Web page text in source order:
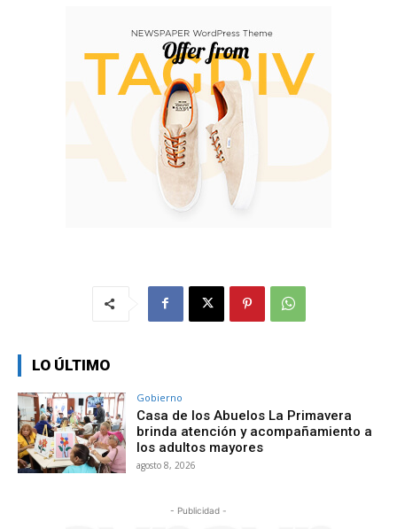
LO ÚLTIMO
Gobierno
Casa de los Abuelos La Primavera
brinda atención y acompañamiento a
los adultos mayores
agosto 8, 2026
- Publicidad -